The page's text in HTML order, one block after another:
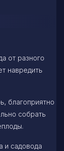
от разного
навредить
благоприятно
собрать
и садовода